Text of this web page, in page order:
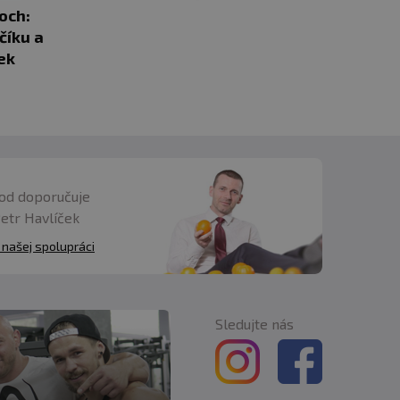
a
doporučuje
Havlíček
našej spolupráci
Sledujte nás